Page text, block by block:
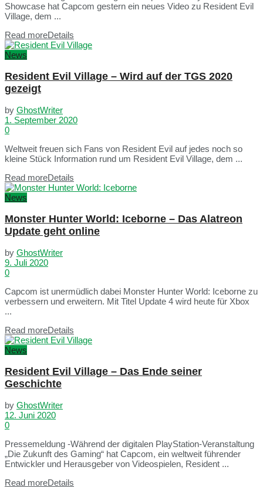
Showcase hat Capcom gestern ein neues Video zu Resident Evil
Village, dem ...
Read moreDetails
News
Resident Evil Village – Wird auf der TGS 2020
gezeigt
by GhostWriter
1. September 2020
0
Weltweit freuen sich Fans von Resident Evil auf jedes noch so
kleine Stück Information rund um Resident Evil Village, dem ...
Read moreDetails
News
Monster Hunter World: Iceborne – Das Alatreon
Update geht online
by GhostWriter
9. Juli 2020
0
Capcom ist unermüdlich dabei Monster Hunter World: Iceborne zu
verbessern und erweitern. Mit Titel Update 4 wird heute für Xbox
...
Read moreDetails
News
Resident Evil Village – Das Ende seiner
Geschichte
by GhostWriter
12. Juni 2020
0
Pressemeldung -Während der digitalen PlayStation-Veranstaltung
„Die Zukunft des Gaming“ hat Capcom, ein weltweit führender
Entwickler und Herausgeber von Videospielen, Resident ...
Read moreDetails